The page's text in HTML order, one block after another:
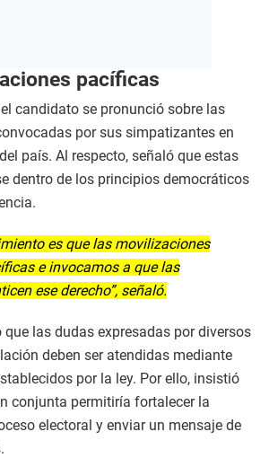
aciones pacíficas
candidato se pronunció sobre las
por sus simpatizantes en
país. Al respecto, señaló que estas
dentro de los principios democráticos
es que las movilizaciones
e invocamos a que las
ese derecho”, señaló.
que las dudas expresadas por diversos
deben ser atendidas mediante
por la ley. Por ello, insistió
conjunta permitiría fortalecer la
electoral y enviar un mensaje de